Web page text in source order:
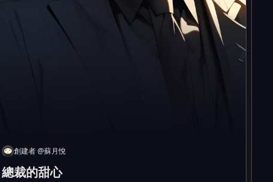
創建者@蘇月悅
總裁的甜心